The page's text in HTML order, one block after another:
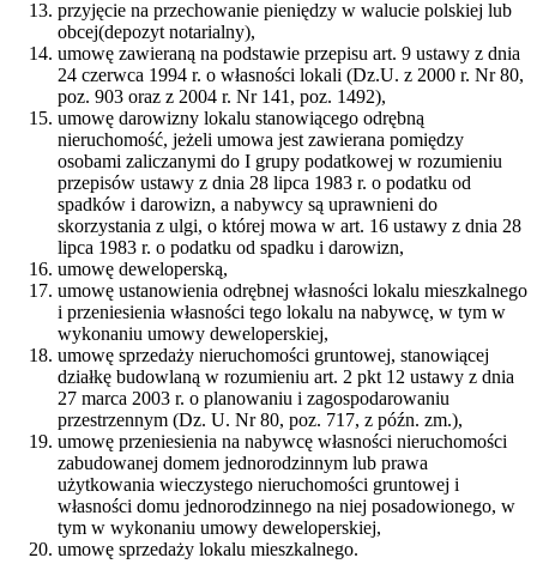
przyjęcie na przechowanie pieniędzy w walucie polskiej lub
obcej(depozyt notarialny),
umowę zawieraną na podstawie przepisu art. 9 ustawy z dnia
24 czerwca 1994 r. o własności lokali (Dz.U. z 2000 r. Nr 80,
poz. 903 oraz z 2004 r. Nr 141, poz. 1492),
umowę darowizny lokalu stanowiącego odrębną
nieruchomość, jeżeli umowa jest zawierana pomiędzy
osobami zaliczanymi do I grupy podatkowej w rozumieniu
przepisów ustawy z dnia 28 lipca 1983 r. o podatku od
spadków i darowizn, a nabywcy są uprawnieni do
skorzystania z ulgi, o której mowa w art. 16 ustawy z dnia 28
lipca 1983 r. o podatku od spadku i darowizn,
umowę deweloperską,
umowę ustanowienia odrębnej własności lokalu mieszkalnego
i przeniesienia własności tego lokalu na nabywcę, w tym w
wykonaniu umowy deweloperskiej,
umowę sprzedaży nieruchomości gruntowej, stanowiącej
działkę budowlaną w rozumieniu art. 2 pkt 12 ustawy z dnia
27 marca 2003 r. o planowaniu i zagospodarowaniu
przestrzennym (Dz. U. Nr 80, poz. 717, z późn. zm.),
umowę przeniesienia na nabywcę własności nieruchomości
zabudowanej domem jednorodzinnym lub prawa
użytkowania wieczystego nieruchomości gruntowej i
własności domu jednorodzinnego na niej posadowionego, w
tym w wykonaniu umowy deweloperskiej,
umowę sprzedaży lokalu mieszkalnego.